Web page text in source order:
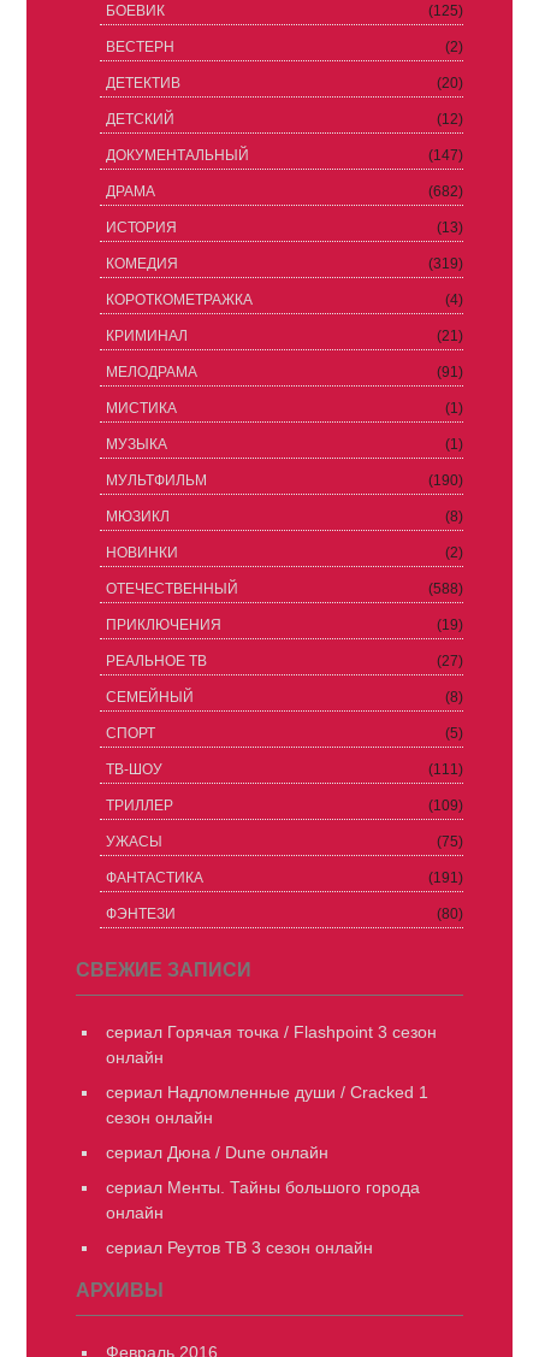
БОЕВИК (125)
ВЕСТЕРН (2)
ДЕТЕКТИВ (20)
ДЕТСКИЙ (12)
ДОКУМЕНТАЛЬНЫЙ (147)
ДРАМА (682)
ИСТОРИЯ (13)
КОМЕДИЯ (319)
КОРОТКОМЕТРАЖКА (4)
КРИМИНАЛ (21)
МЕЛОДРАМА (91)
МИСТИКА (1)
МУЗЫКА (1)
МУЛЬТФИЛЬМ (190)
МЮЗИКЛ (8)
НОВИНКИ (2)
ОТЕЧЕСТВЕННЫЙ (588)
ПРИКЛЮЧЕНИЯ (19)
РЕАЛЬНОЕ ТВ (27)
СЕМЕЙНЫЙ (8)
СПОРТ (5)
ТВ-ШОУ (111)
ТРИЛЛЕР (109)
УЖАСЫ (75)
ФАНТАСТИКА (191)
ФЭНТЕЗИ (80)
СВЕЖИЕ ЗАПИСИ
сериал Горячая точка / Flashpoint 3 сезон
онлайн
сериал Надломленные души / Cracked 1
сезон онлайн
сериал Дюна / Dune онлайн
сериал Менты. Тайны большого города
онлайн
сериал Реутов ТВ 3 сезон онлайн
АРХИВЫ
Февраль 2016